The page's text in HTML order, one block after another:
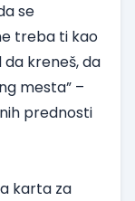
se
treba ti kao
da kreneš, da
mesta” –
prednosti
karta za